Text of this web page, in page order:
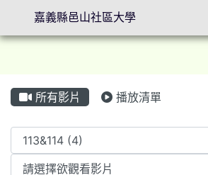
所有影片 播放清單
Video List
嘉義縣邑山社區大學